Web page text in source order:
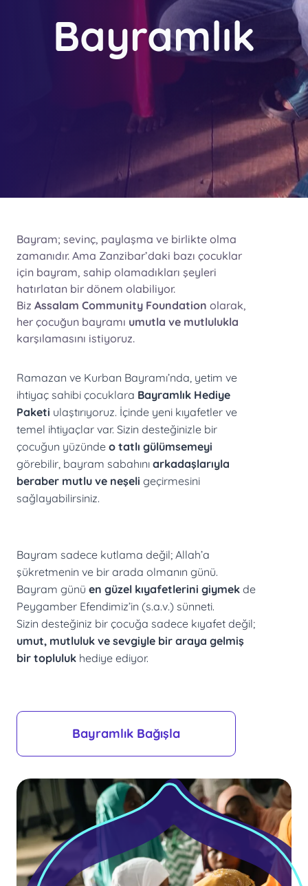
Bayramlık
Bayram; sevinç, paylaşma ve birlikte olma
zamanıdır. Ama Zanzibar’daki bazı çocuklar
için bayram, sahip olamadıkları şeyleri
hatırlatan bir dönem olabiliyor.
Biz Assalam Community Foundation olarak,
her çocuğun bayramı umutla ve mutlulukla
karşılamasını istiyoruz.
Ramazan ve Kurban Bayramı’nda, yetim ve
ihtiyaç sahibi çocuklara Bayramlık Hediye
Paketi ulaştırıyoruz. İçinde yeni kıyafetler ve
temel ihtiyaçlar var. Sizin desteğinizle bir
çocuğun yüzünde o tatlı gülümsemeyi
görebilir, bayram sabahını arkadaşlarıyla
beraber mutlu ve neşeli geçirmesini
sağlayabilirsiniz.
Bayram sadece kutlama değil; Allah’a
şükretmenin ve bir arada olmanın günü.
Bayram günü en güzel kıyafetlerini giymek de
Peygamber Efendimiz’in (s.a.v.) sünneti.
Sizin desteğiniz bir çocuğa sadece kıyafet değil;
umut, mutluluk ve sevgiyle bir araya gelmiş
bir topluluk hediye ediyor.
Bayramlık Bağışla